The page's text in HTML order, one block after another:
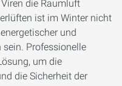
die Raumluft
ist im Winter nicht
und
Professionelle
um die
die Sicherheit der